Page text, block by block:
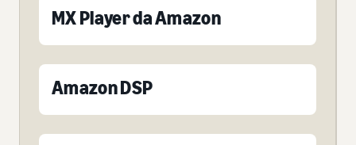
MX Player da Amazon
Amazon DSP